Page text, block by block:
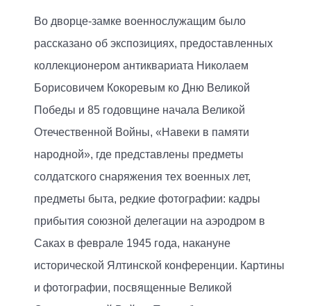
Во дворце-замке военнослужащим было
рассказано об экспозициях, предоставленных
коллекционером антиквариата Николаем
Борисовичем Кокоревым ко Дню Великой
Победы и 85 годовщине начала Великой
Отечественной Войны, «Навеки в памяти
народной», где представлены предметы
солдатского снаряжения тех военных лет,
предметы быта, редкие фотографии: кадры
прибытия союзной делегации на аэродром в
Саках в феврале 1945 года, накануне
исторической Ялтинской конференции. Картины
и фотографии, посвященные Великой